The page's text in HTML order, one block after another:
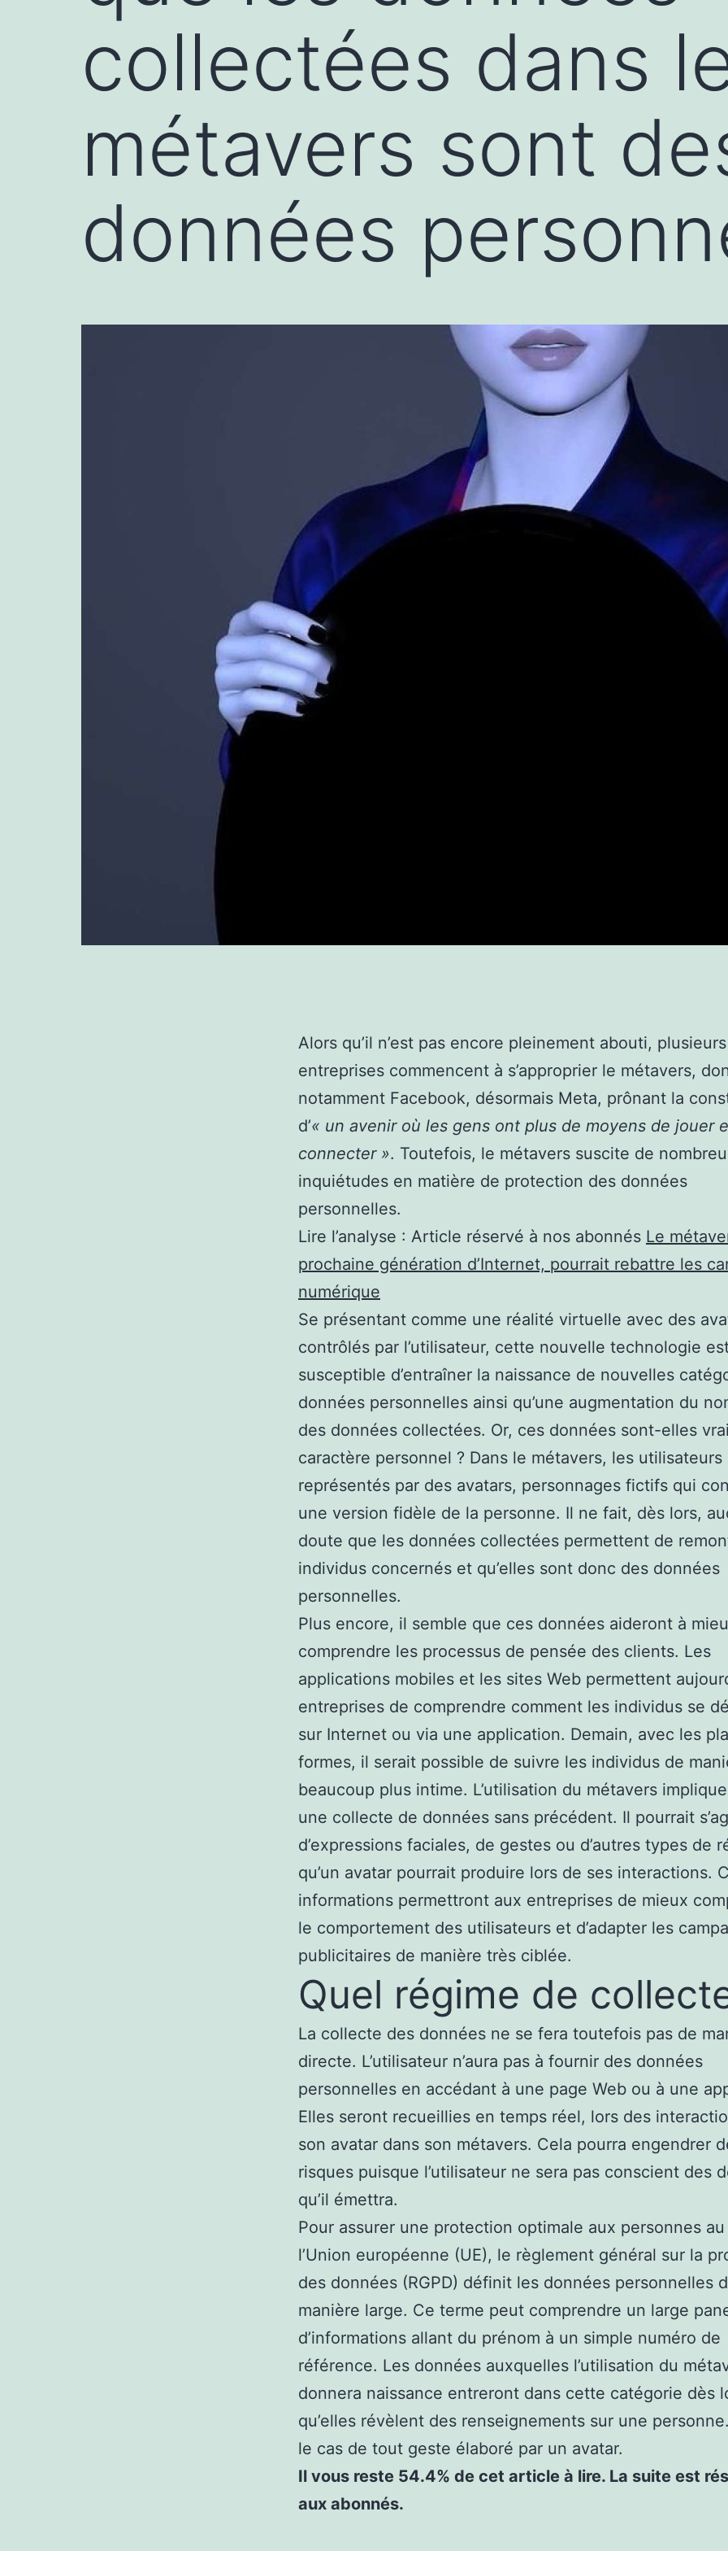
collectées dans
métavers sont
données
Alors qu’il n’est pas encore pleinement abouti, plusieurs
entreprises commencent à s’approprier le métavers,
notamment Facebook, désormais Meta, prônant la
d’« un avenir où les gens ont plus de moyens de jouer
connecter ». Toutefois, le métavers suscite de
inquiétudes en matière de protection des données
personnelles.
Lire l’analyse : Article réservé à nos abonnés Le
prochaine génération d’Internet, pourrait rebattre les
numérique
Se présentant comme une réalité virtuelle avec des
contrôlés par l’utilisateur, cette nouvelle technologie
susceptible d’entraîner la naissance de nouvelles
données personnelles ainsi qu’une augmentation du
des données collectées. Or, ces données sont-elles
caractère personnel ? Dans le métavers, les utilisateurs
représentés par des avatars, personnages fictifs qui
une version fidèle de la personne. Il ne fait, dès lors,
doute que les données collectées permettent de
individus concernés et qu’elles sont donc des données
personnelles.
Plus encore, il semble que ces données aideront à
comprendre les processus de pensée des clients. Les
applications mobiles et les sites Web permettent
entreprises de comprendre comment les individus se
sur Internet ou via une application. Demain, avec les
formes, il serait possible de suivre les individus de
beaucoup plus intime. L’utilisation du métavers
une collecte de données sans précédent. Il pourrait
d’expressions faciales, de gestes ou d’autres types de
qu’un avatar pourrait produire lors de ses interactions.
informations permettront aux entreprises de mieux
le comportement des utilisateurs et d’adapter les
publicitaires de manière très ciblée.
Quel régime de
La collecte des données ne se fera toutefois pas de
directe. L’utilisateur n’aura pas à fournir des données
personnelles en accédant à une page Web ou à une
Elles seront recueillies en temps réel, lors des
son avatar dans son métavers. Cela pourra engendrer
risques puisque l’utilisateur ne sera pas conscient des
qu’il émettra.
Pour assurer une protection optimale aux personnes
l’Union européenne (UE), le règlement général sur la
des données (RGPD) définit les données personnelles
manière large. Ce terme peut comprendre un large
d’informations allant du prénom à un simple numéro de
référence. Les données auxquelles l’utilisation du
donnera naissance entreront dans cette catégorie dès
qu’elles révèlent des renseignements sur une
le cas de tout geste élaboré par un avatar.
Il vous reste 54.4% de cet article à lire. La suite est
aux abonnés.